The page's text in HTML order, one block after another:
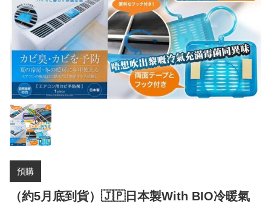
預購
（約5月底到貨）🇯🇵日本製With BIO冷暖氣